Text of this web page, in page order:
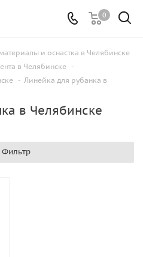
0
и оснастка в Челябинске
в Челябинске -
- Линейка для рубанка в
в Челябинске
Фильтр